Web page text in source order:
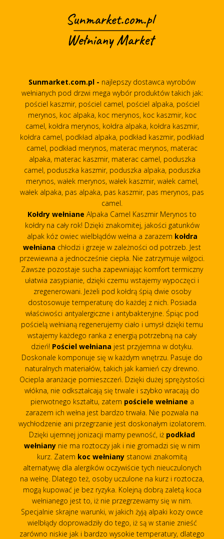
Sunmarket.com.pl - najlepszy dostawca wyrobów
wełnianych pod drzwi mega wybór produktów takich jak:
pościel kaszmir, pościel camel, pościel alpaka, pościel
merynos, koc alpaka, koc merynos, koc kaszmir, koc
camel, kołdra merynos, kołdra alpaka, kołdra kaszmir,
kołdra camel, podkład alpaka, podkład kaszmir, podkład
camel, podkład merynos, materac merynos, materac
alpaka, materac kaszmir, materac camel, poduszka
camel, poduszka kaszmir, poduszka alpaka, poduszka
merynos, wałek merynos, wałek kaszmir, wałek camel,
wałek alpaka, pas alpaka, pas kaszmir, pas merynos, pas
camel.
Kołdry wełniane Alpaka Camel Kaszmir Merynos to
kołdry na cały rok! Dzięki znakomitej, jakości gatunków
alpak kóz owiec wielbłądów wełna a zarazem kołdra
wełniana chłodzi i grzeje w zależności od potrzeb. Jest
przewiewna a jednocześnie ciepła. Nie zatrzymuje wilgoci.
Zawsze pozostaje sucha zapewniając komfort termiczny
ułatwia zasypianie, dzięki czemu wstajemy wypoczęci i
zregenerowani. Jeżeli pod kołdrą śpią dwie osoby
dostosowuje temperaturę do każdej z nich. Posiada
właściwości antyalergiczne i antybakteryjne. Śpiąc pod
pościelą wełnianą regenerujemy ciało i umysł dzięki temu
wstajemy każdego ranka z energią potrzebną na cały
dzień! Pościel wełniana jest przyjemna w dotyku.
Doskonale komponuje się w każdym wnętrzu. Pasuje do
naturalnych materiałów, takich jak kamień czy drewno.
Ociepla aranżacje pomieszczeń. Dzięki dużej sprężystości
włókna, nie odkształcają się trwale i szybko wracają do
pierwotnego kształtu, zatem pościele wełniane a
zarazem ich wełna jest bardzo trwała. Nie pozwala na
wychłodzenie ani przegrzanie jest doskonałym izolatorem.
Dzięki ujemnej jonizacji mamy pewność, iż podkład
wełniany nie ma roztoczy jak i nie gromadzi się w nim
kurz. Zatem koc wełniany stanowi znakomitą
alternatywę dla alergików oczywiście tych nieuczulonych
na wełnę. Dlatego też, osoby uczulone na kurz i roztocza,
mogą kupować je bez ryzyka. Kolejną dobrą zaletą koca
wełnianego jest to, iż nie przegrzewamy się w nim.
Specjalnie skrajne warunki, w jakich żyją alpaki kozy owce
wielbłądy doprowadziły do tego, iż są w stanie znieść
zarówno niskie jak i bardzo wysokie temperatury, dlatego